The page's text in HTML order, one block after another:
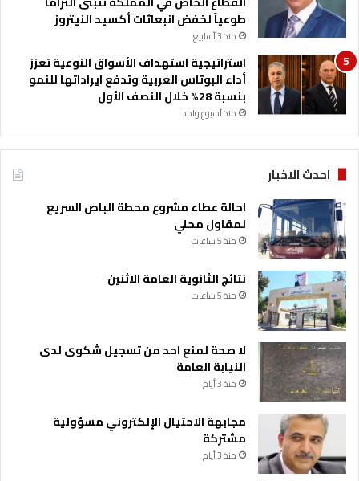
ا
ل
ت
ض
ي
ي
طوعياً لخفض انبعاثات أكسيد النيتروز
منذ 3 أسابيع
استراتيجية استهداف الأسواق النوعية تعزز
أداء البوتاس العربية وتدفع ايراداتها للنمو
بنسبة 28% خلال النصف الأول
منذ أسبوع واحد
احدث الاخبار
احالة عطاء مشروع محطة الباص السريع
لمقاول محلي
منذ 5 ساعات
نتائج الثانوية العامة الاثنين
منذ 5 ساعات
لا صحة لمنع احد من تسجيل شكوى لدى
النيابة العامة
منذ 3 أيام
مجابهة الاحتيال الإلكتروني مسؤولية
مشتركة
منذ 3 أيام